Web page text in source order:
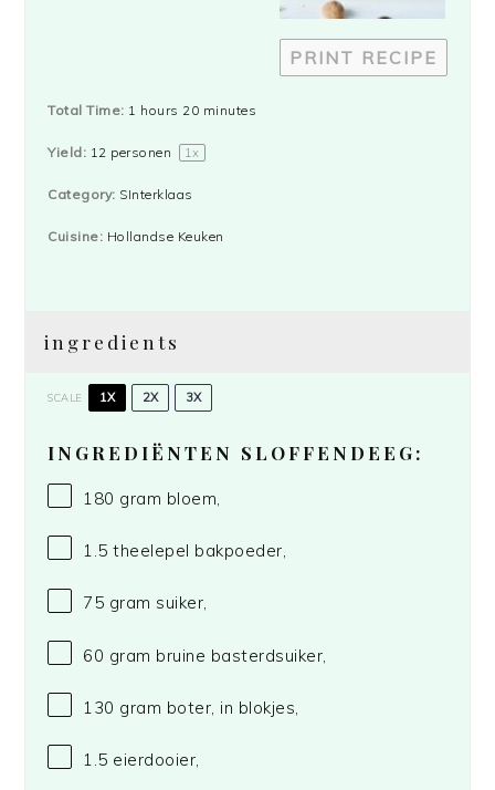
PRINT RECIPE
Total Time: 1 hours 20 minutes
Yield: 12 personen 1x
Category: SInterklaas
Cuisine: Hollandse Keuken
ingredients
SCALE 1X 2X 3X
INGREDIËNTEN SLOFFENDEEG:
180 gram bloem,
1.5 theelepel bakpoeder,
75 gram suiker,
60 gram bruine basterdsuiker,
130 gram boter, in blokjes,
1.5 eierdooier,